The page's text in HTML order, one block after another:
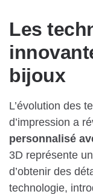
Les
bijoux
L’évolution des
d’impression a
personnalisé
3D représente
d’obtenir des
technologie,